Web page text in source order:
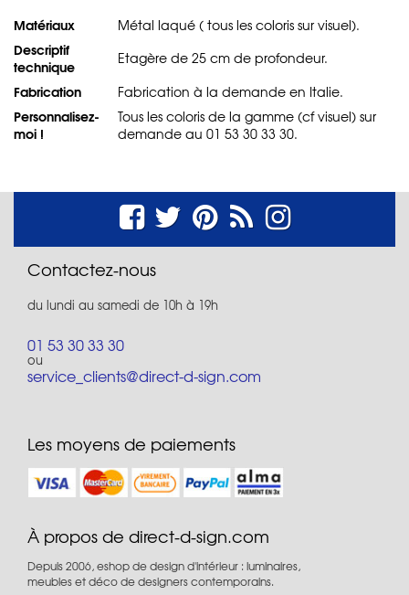
Matériaux Métal laqué ( tous les coloris sur visuel).
Descriptif
technique
Etagère de 25 cm de profondeur.
Fabrication Fabrication à la demande en Italie.
Personnalisez-
moi !
Tous les coloris de la gamme (cf visuel) sur
demande au 01 53 30 33 30.
Contactez-nous
du lundi au samedi de 10h à 19h
01 53 30 33 30
ou
service_clients@direct-d-sign.com
Les moyens de paiements
À propos de direct-d-sign.com
Depuis 2006, eshop de design d'intérieur : luminaires,
meubles et déco de designers contemporains.